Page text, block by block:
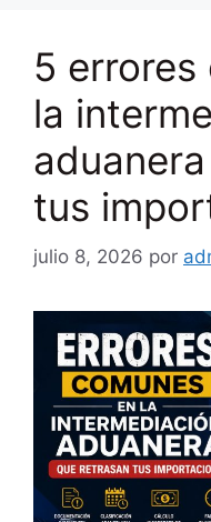
5 errores
la
tus
julio 8, 2026 por